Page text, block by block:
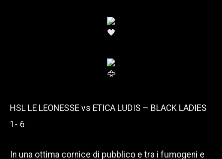
HSL LE LEONESSE vs ETICA LUDIS – BLACK LADIES
1- 6
In una ottima cornice di pubblico e tra i fumogeni e